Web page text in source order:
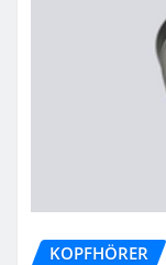
KOPFHÖRER